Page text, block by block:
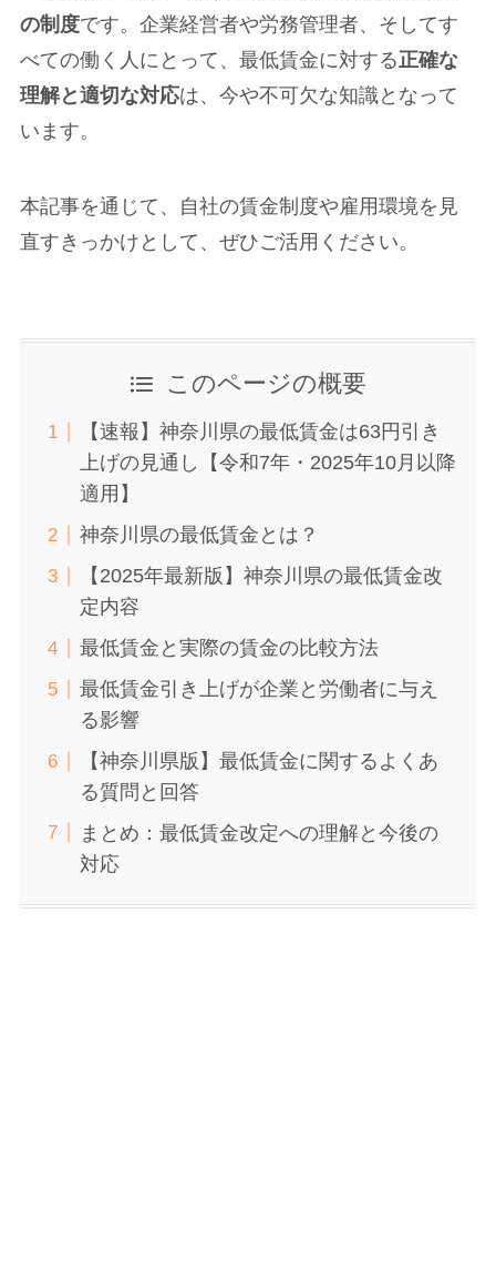
の制度です。企業経営者や労務管理者、そしてす
べての働く人にとって、最低賃金に対する正確な
理解と適切な対応は、今や不可欠な知識となって
います。
本記事を通じて、自社の賃金制度や雇用環境を見
直すきっかけとして、ぜひご活用ください。
このページの概要
【速報】神奈川県の最低賃金は63円引き
上げの見通し【令和7年・2025年10月以降
適用】
神奈川県の最低賃金とは？
【2025年最新版】神奈川県の最低賃金改
定内容
最低賃金と実際の賃金の比較方法
最低賃金引き上げが企業と労働者に与え
る影響
【神奈川県版】最低賃金に関するよくあ
る質問と回答
まとめ：最低賃金改定への理解と今後の
対応